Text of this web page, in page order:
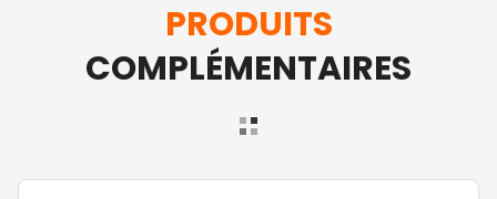
PRODUITS
COMPLÉMENTAIRES